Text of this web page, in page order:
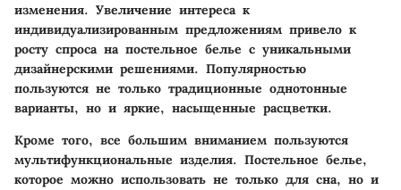
изменения. Увеличение интереса к
индивидуализированным предложениям привело к
росту спроса на постельное белье с уникальными
дизайнерскими решениями. Популярностью
пользуются не только традиционные однотонные
варианты, но и яркие, насыщенные расцветки.
Кроме того, все большим вниманием пользуются
мультифункциональные изделия. Постельное белье,
которое можно использовать не только для сна, но и